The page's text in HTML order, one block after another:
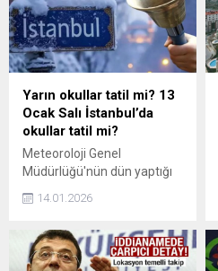
Yarın okullar tatil mi? 13
Ocak Salı İstanbul’da
okullar tatil mi?
Meteoroloji Genel
Müdürlüğü'nün dün yaptığı
İstanbul'da şiddetli kar
edildi. Kar yağışının yer yer
kuvvetli olması beklenirken
14.01.2026